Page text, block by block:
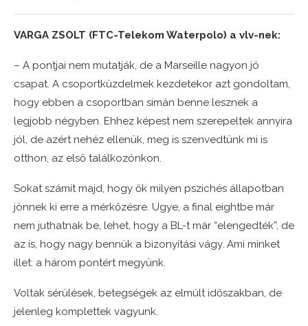
VARGA ZSOLT (FTC-Telekom Waterpolo) a vlv-nek:
– A pontjai nem mutatják, de a Marseille nagyon jó
csapat. A csoportküzdelmek kezdetekor azt gondoltam,
hogy ebben a csoportban simán benne lesznek a
legjobb négyben. Ehhez képest nem szerepeltek annyira
jól, de azért nehéz ellenük, meg is szenvedtünk mi is
otthon, az első találkozónkon.
Sokat számít majd, hogy ők milyen pszichés állapotban
jönnek ki erre a mérkőzésre. Ugye, a final eightbe már
nem juthatnak be, lehet, hogy a BL-t már “elengedték”, de
az is, hogy nagy bennük a bizonyítási vágy. Ami minket
illet: a három pontért megyünk.
Voltak sérülések, betegségek az elmúlt időszakban, de
jelenleg komplettek vagyunk.